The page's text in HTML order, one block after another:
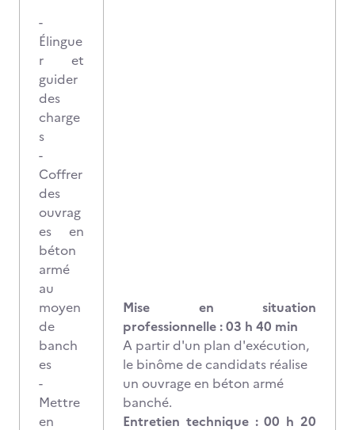
-
Élingue
r et
guider
des
charge
s
-
Coffrer
des
ouvrag
es en
béton
armé
au
moyen
de
banch
es
-
Mettre
en
Mise en situation
professionnelle : 03 h 40 min
A partir d'un plan d'exécution,
le binôme de candidats réalise
un ouvrage en béton armé
banché.
Entretien technique : 00 h 20